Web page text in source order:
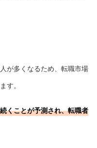
が多くなるため、転職市場
す。
くことが予測され、転職者